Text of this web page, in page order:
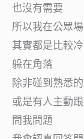
也沒有需要
所以我在公眾
其實都是比較
躲在角落
除非碰到熟悉
或是有人主動
問我問題